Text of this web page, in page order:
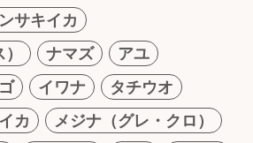
サキイカ
ナマズ
アユ
イワナ
タチウオ
カ
メジナ（グレ・クロ）